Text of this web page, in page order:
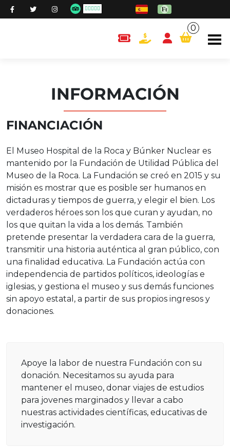
content.cart
0
INFORMACIÓN
FINANCIACIÓN
El Museo Hospital de la Roca y Búnker Nuclear es
mantenido por la Fundación de Utilidad Pública del
Museo de la Roca. La Fundación se creó en 2015 y su
misión es mostrar que es posible ser humanos en
dictaduras y tiempos de guerra, y elegir el bien. Los
verdaderos héroes son los que curan y ayudan, no
los que quitan la vida a los demás. También
pretende presentar la verdadera cara de la guerra,
transmitir una historia auténtica al gran público, con
una finalidad educativa. La Fundación actúa con
independencia de partidos políticos, ideologías e
iglesias, y gestiona el museo y sus demás funciones
sin apoyo estatal, a partir de sus propios ingresos y
donaciones.
Apoye la labor de nuestra Fundación con su
donación. Necesitamos su ayuda para
mantener el museo, donar viajes de estudios
para jovenes marginados y llevar a cabo
nuestras actividades científicas, educativas de
investigación.